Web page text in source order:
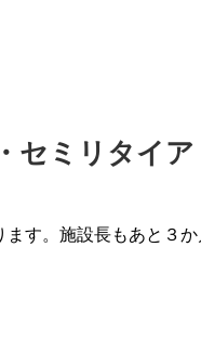
セミリタイア
す。施設長もあと３